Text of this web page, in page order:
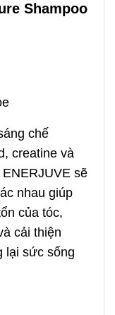
Shampoo
chế
creatine và
sẽ
nhau giúp
của tóc,
cải thiện
lại sức sống